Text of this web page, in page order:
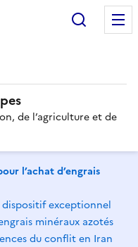
de l’agriculture et de
l’achat d’engrais
exceptionnel
minéraux azotés
du conflit en Iran